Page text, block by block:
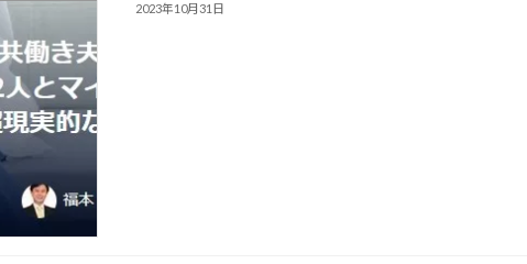
2023年10月31日